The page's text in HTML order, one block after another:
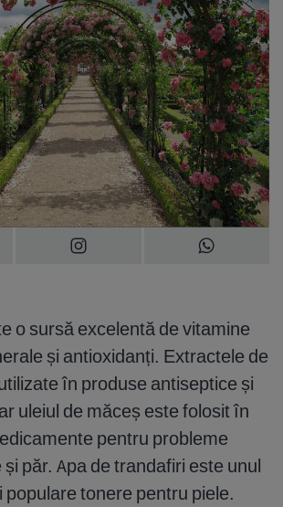
o sursă excelentă de vitamine
și antioxidanți. Extractele de
în produse antiseptice și
uleiul de măceș este folosit în
pentru probleme
păr. Apa de trandafiri este unul
populare tonere pentru piele.